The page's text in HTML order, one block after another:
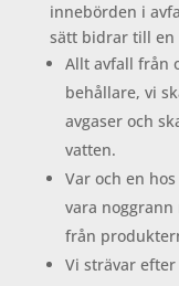
innebörden i
sätt bidrar till en
Allt avfall från
behållare, vi
avgaser och
vatten.
Var och en
vara
från
Vi strävar